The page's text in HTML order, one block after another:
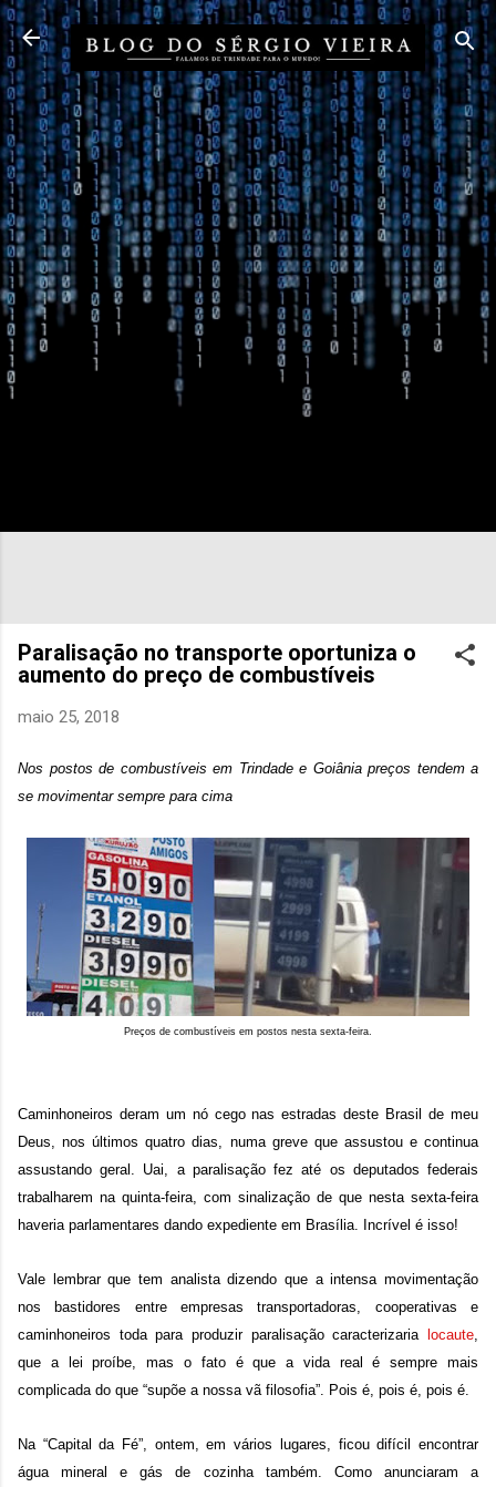
Pular para o conteúdo principal
Paralisação no transporte oportuniza o
aumento do preço de combustíveis
maio 25, 2018
Nos postos de combustíveis em Trindade e Goiânia preços tendem a
se movimentar sempre para cima
Preços de combustíveis em postos nesta sexta-feira.
Caminhoneiros deram um nó cego nas estradas deste Brasil de meu
Deus, nos últimos quatro dias, numa greve que assustou e continua
assustando geral. Uai, a paralisação fez até os deputados federais
trabalharem na quinta-feira, com sinalização de que nesta sexta-feira
haveria parlamentares dando expediente em Brasília. Incrível é isso!
Vale lembrar que tem analista dizendo que a intensa movimentação
nos bastidores entre empresas transportadoras, cooperativas e
caminhoneiros toda para produzir paralisação caracterizaria
locaute,
que a lei proíbe, mas o fato é que a vida real é sempre mais
complicada do que “supõe a nossa vã filosofia”. Pois é, pois é, pois é.
Na “Capital da Fé”, ontem, em vários lugares, ficou difícil encontrar
água mineral e gás de cozinha também. Como anunciaram a